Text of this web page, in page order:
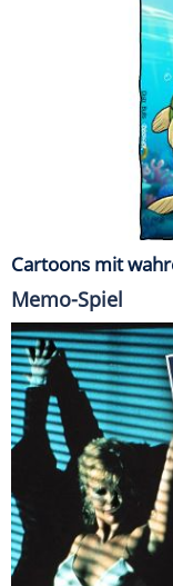
Cartoons mit
Memo-Spiel